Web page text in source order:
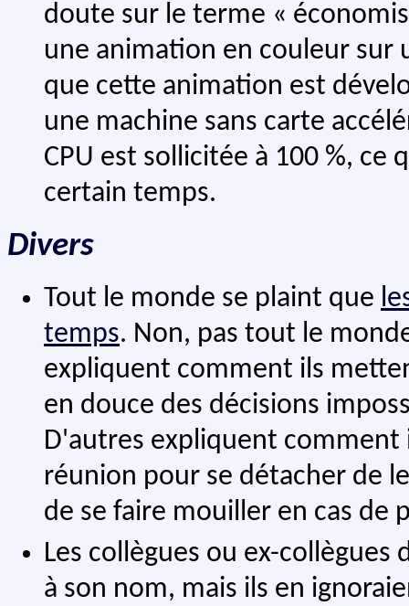
doute sur le terme «
une animation en couleur sur
que cette animation est
une machine sans carte
CPU est sollicitée à 100 %,
certain temps.
Divers
Tout le monde se plaint que
temps. Non, pas tout le
expliquent comment ils
en douce des décisions
D'autres expliquent
réunion pour se détacher de
de se faire mouiller en cas de
Les collègues ou ex-collègues
à son nom, mais ils en